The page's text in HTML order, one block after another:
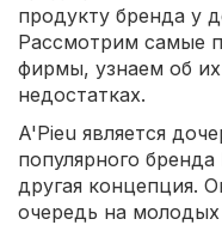
продукту бренда у
Рассмотрим самые
фирмы, узнаем об
недостатках.
A'Pieu является
популярного
другая концепция.
очередь на